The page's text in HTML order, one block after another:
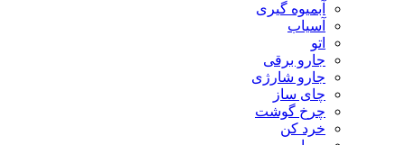
آبمیوه گیری
آسیاب
اتو
جارو برقی
جارو شارژی
چای ساز
چرخ گوشت
خرد کن